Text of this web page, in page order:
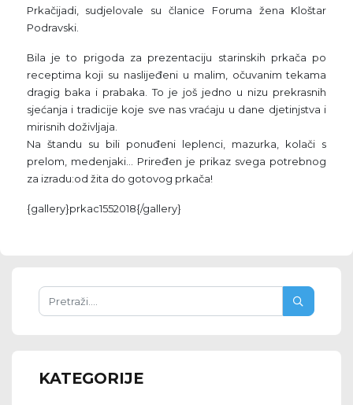
Prkačijadi, sudjelovale su članice Foruma žena Kloštar
Podravski.
Bila je to prigoda za prezentaciju starinskih prkača po
receptima koji su naslijeđeni u malim, očuvanim tekama
dragig baka i prabaka. To je još jedno u nizu prekrasnih
sjećanja i tradicije koje sve nas vraćaju u dane djetinjstva i
mirisnih doživljaja.
Na štandu su bili ponuđeni leplenci, mazurka, kolači s
prelom, medenjaki... Priređen je prikaz svega potrebnog
za izradu:od žita do gotovog prkača!
{gallery}prkac1552018{/gallery}
KATEGORIJE